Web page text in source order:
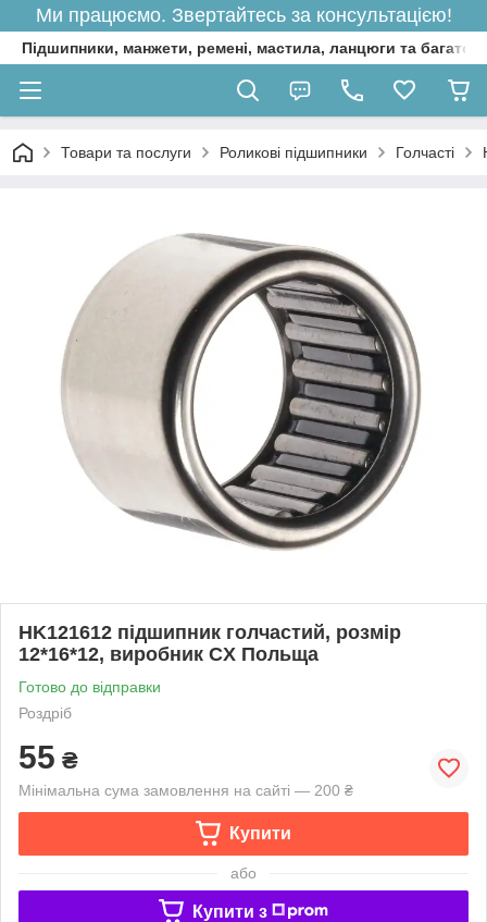
Ми працюємо. Звертайтесь за консультацією!
Підшипники, манжети, ремені, мастила, ланцюги та багато
Товари та послуги Роликові підшипники Голчасті
HK121612 підшипник голчастий, розмір
12*16*12, виробник CX Польща
Готово до відправки
Роздріб
55 ₴
Мінімальна сума замовлення на сайті — 200 ₴
Купити
або
Купити з